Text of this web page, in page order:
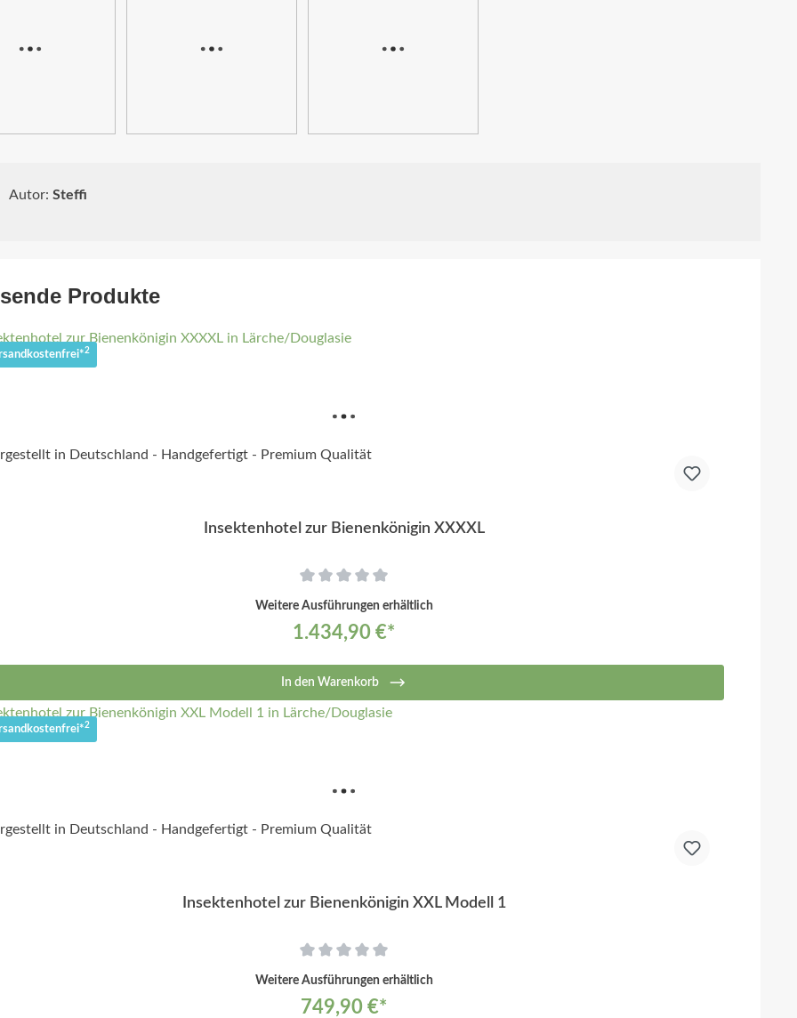
Autor: Steffi
Produkte
2
Insektenhotel zur Bienenkönigin XXXXL
Weitere Ausführungen erhältlich
1.434,90 €*
In den Warenkorb
2
Insektenhotel zur Bienenkönigin XXL Modell 1
Weitere Ausführungen erhältlich
749,90 €*